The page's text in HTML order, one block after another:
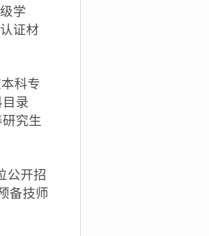
学
证材
科专
录
究生
公开招
备技师